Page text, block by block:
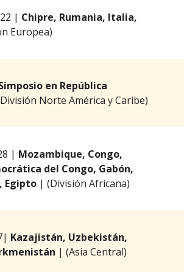
| Chipre, Rumania, Italia,
Europea)
en República
Norte América y Caribe)
| Mozambique, Congo,
del Congo, Gabón,
Egipto | (División Africana)
| Kazajistán, Uzbekistán,
| (Asia Central)